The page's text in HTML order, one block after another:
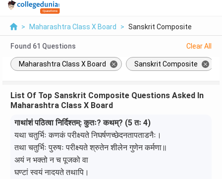
> Maharashtra Class X Board > Sanskrit Composite
Found 61 Questions Clear All
Maharashtra Class X Board Sanskrit Composite
List Of Top Sanskrit Composite Questions Asked In
Maharashtra Class X Board
गाथांशं पठित्वा निर्दिश्तम्: कुतः? कथम्? (5 तः 4)
यथा चतुर्भिः कणकं परीक्ष्यते निघर्षणच्छेदनतापताडनैः।
तथा चतुर्भिः पुरुषः परीक्ष्यते श्रुतेन शीलेन गुणेन कर्मणा॥
अयं न भक्तो न च पूजको वा
घण्टां स्वयं नादयते तथापि।